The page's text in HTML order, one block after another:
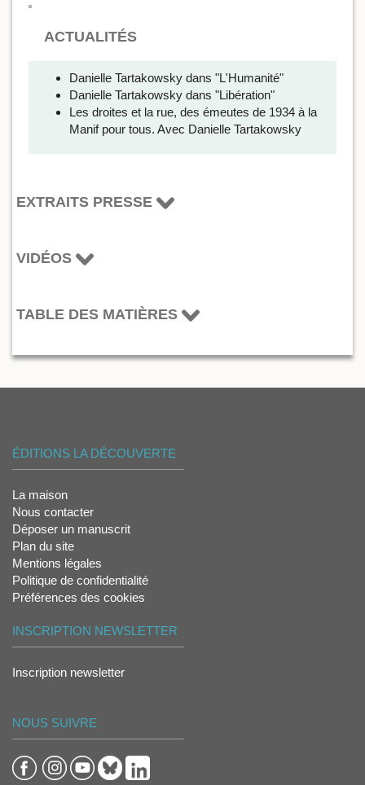
ACTUALITÉS
Danielle Tartakowsky dans "L'Humanité"
Danielle Tartakowsky dans "Libération"
Les droites et la rue, des émeutes de 1934 à la
Manif pour tous. Avec Danielle Tartakowsky
EXTRAITS PRESSE
VIDÉOS
TABLE DES MATIÈRES
ÉDITIONS LA DÉCOUVERTE
La maison
Nous contacter
Déposer un manuscrit
Plan du site
Mentions légales
Politique de confidentialité
Préférences des cookies
INSCRIPTION NEWSLETTER
Inscription newsletter
NOUS SUIVRE